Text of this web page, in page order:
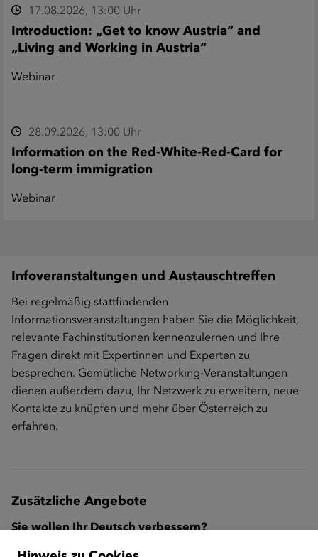
17.08.2026, 13:00 Uhr
Introduction: „Get to know Austria“ and
„Living and Working in Austria“
Webinar
28.09.2026, 13:00 Uhr
Information on the Red-White-Red-Card for
long-term immigration
Webinar
Infoveranstaltungen und Austauschtreffen
Bei regelmäßig stattfindenden
Informationsveranstaltungen haben Sie die Möglichkeit,
relevante Fachinstitutionen kennenzulernen und Ihre
Fragen direkt mit Expertinnen und Experten zu
besprechen. Gemütliche Networking-Veranstaltungen
dienen außerdem dazu, Ihr Netzwerk zu erweitern, neue
Kontakte zu knüpfen und mehr über Österreich zu
erfahren.
Zusätzliche Angebote
Sie wollen Ihr Deutsch verbessern?